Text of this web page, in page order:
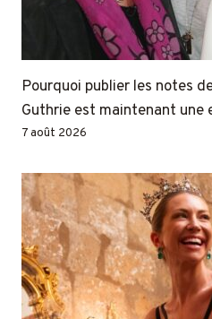
Pourquoi publier les notes
Guthrie est maintenant une
7 août 2026